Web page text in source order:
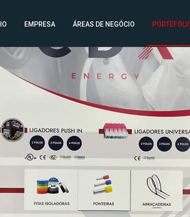
EMPRESA ÁREAS DE NEGÓCIO